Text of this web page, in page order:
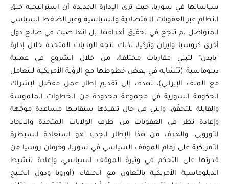
سياساتها في سوريا، حيث ترى الإدارة الجديدة أن استراتيجية خنق
النظام عبر العقوبات الاقتصادية والسياسية وعبر الضغط السياسي
المتواصل لم تنجح في تحقيق أهدافها، بل إنها صبت في صالح دول
أخرى كروسيا وإيران وتركيا، لذلك تتجه الولايات المتحدة خلال إدارة
“بايدن” لتبني مقاربات مختلفة، من خلال الشروع في عملية
دبلوماسية (تتشابه في بعض خطوطها مع الرؤية الأمريكية للتعامل
مع الملف الإيراني)، تهدف إلى تقديم إطار عمل مفصّل لإشراك
الحكومة السورية في مجموعة محدودة من الخطوات الملموسة
والقابلة للتحقّق، والتي في حال تنفيذها ستقابلها مساعدة موجَّهة
وإعادة نظر في العقوبات من طرف الولايات المتحدة والاتحاد
الأوروبي. والهدف من هذا الإطار الجديد هو استعادة السيطرة
الأمريكية على زمام الموقف السياسي في سوريا، وحرمان روسيا من
قدرتها على التحكم في وتيرة الموقف السياسي، وإعادة تنشيط
الدبلوماسية الأمريكية بالتعاون مع الحلفاء (أوروبا ودول الخليج